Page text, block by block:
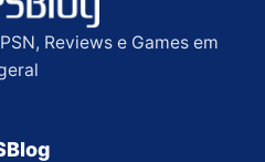
Reviews e Games em